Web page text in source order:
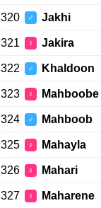
320 ♂ Jakhi
321 ♀ Jakira
322 ♂ Khaldoon
323 ♀ Mahboobe
324 ♂ Mahboob
325 ♀ Mahayla
326 ♀ Mahari
327 ♀ Maharene